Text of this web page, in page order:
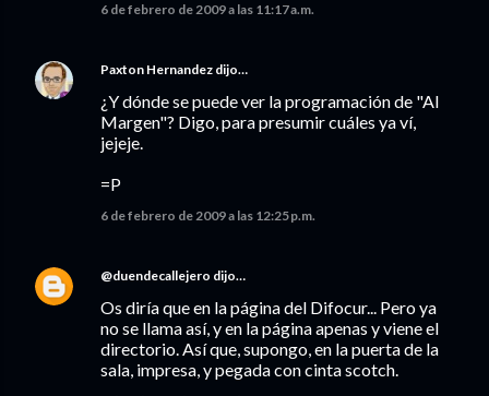
6 de febrero de 2009 a las 11:17 a.m.
Paxton Hernandez dijo…
¿Y dónde se puede ver la programación de "Al
Margen"? Digo, para presumir cuáles ya ví,
jejeje.
=P
6 de febrero de 2009 a las 12:25 p.m.
@duendecallejero dijo…
Os diría que en la página del Difocur... Pero ya
no se llama así, y en la página apenas y viene el
directorio. Así que, supongo, en la puerta de la
sala, impresa, y pegada con cinta scotch.